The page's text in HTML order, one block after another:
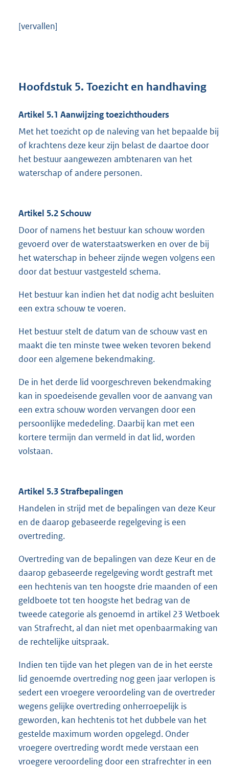
[vervallen]
Hoofdstuk 5. Toezicht en handhaving
Artikel 5.1 Aanwijzing toezichthouders
Met het toezicht op de naleving van het bepaalde bij
of krachtens deze keur zijn belast de daartoe door
het bestuur aangewezen ambtenaren van het
waterschap of andere personen.
Artikel 5.2 Schouw
Door of namens het bestuur kan schouw worden
gevoerd over de waterstaatswerken en over de bij
het waterschap in beheer zijnde wegen volgens een
door dat bestuur vastgesteld schema.
Het bestuur kan indien het dat nodig acht besluiten
een extra schouw te voeren.
Het bestuur stelt de datum van de schouw vast en
maakt die ten minste twee weken tevoren bekend
door een algemene bekendmaking.
De in het derde lid voorgeschreven bekendmaking
kan in spoedeisende gevallen voor de aanvang van
een extra schouw worden vervangen door een
persoonlijke mededeling. Daarbij kan met een
kortere termijn dan vermeld in dat lid, worden
volstaan.
Artikel 5.3 Strafbepalingen
Handelen in strijd met de bepalingen van deze Keur
en de daarop gebaseerde regelgeving is een
overtreding.
Overtreding van de bepalingen van deze Keur en de
daarop gebaseerde regelgeving wordt gestraft met
een hechtenis van ten hoogste drie maanden of een
geldboete tot ten hoogste het bedrag van de
tweede categorie als genoemd in artikel 23 Wetboek
van Strafrecht, al dan niet met openbaarmaking van
de rechtelijke uitspraak.
Indien ten tijde van het plegen van de in het eerste
lid genoemde overtreding nog geen jaar verlopen is
sedert een vroegere veroordeling van de overtreder
wegens gelijke overtreding onherroepelijk is
geworden, kan hechtenis tot het dubbele van het
gestelde maximum worden opgelegd. Onder
vroegere overtreding wordt mede verstaan een
vroegere veroordeling door een strafrechter in een